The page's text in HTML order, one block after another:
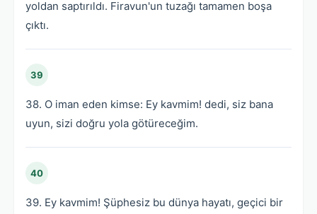
yoldan saptırıldı. Firavun'un tuzağı tamamen boşa
çıktı.
39
38. O iman eden kimse: Ey kavmim! dedi, siz bana
uyun, sizi doğru yola götüreceğim.
40
39. Ey kavmim! Şüphesiz bu dünya hayatı, geçici bir